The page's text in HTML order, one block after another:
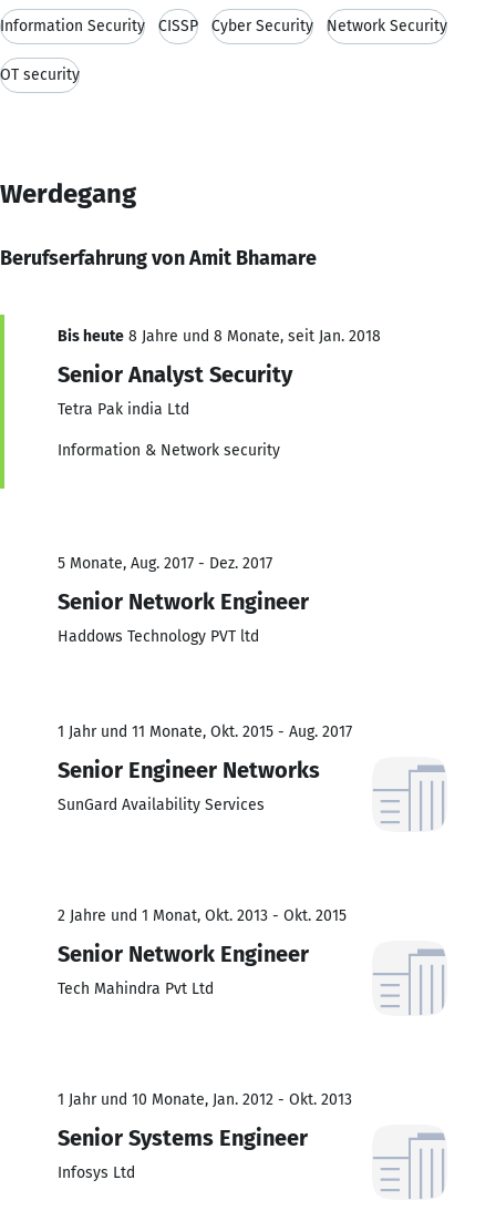
Information Security CISSP Cyber Security Network Security
OT security
Werdegang
Berufserfahrung von Amit Bhamare
Bis heute 8 Jahre und 8 Monate, seit Jan. 2018
Senior Analyst Security
Tetra Pak india Ltd
Information & Network security
5 Monate, Aug. 2017 - Dez. 2017
Senior Network Engineer
Haddows Technology PVT ltd
1 Jahr und 11 Monate, Okt. 2015 - Aug. 2017
Senior Engineer Networks
SunGard Availability Services
2 Jahre und 1 Monat, Okt. 2013 - Okt. 2015
Senior Network Engineer
Tech Mahindra Pvt Ltd
1 Jahr und 10 Monate, Jan. 2012 - Okt. 2013
Senior Systems Engineer
Infosys Ltd